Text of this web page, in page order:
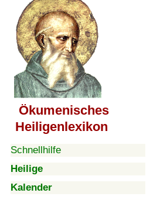
Ökumenisches
Heiligenlexikon
Schnellhilfe
Heilige
Kalender